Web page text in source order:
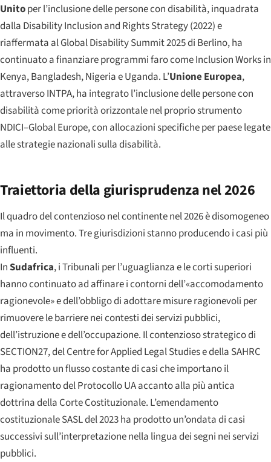
Unitoper l’inclusione delle persone con disabilità, inquadrata
dalla Disability Inclusion and Rights Strategy (2022) e
riaffermata al Global Disability Summit 2025 di Berlino, ha
continuato a finanziare programmi faro come Inclusion Works in
Kenya, Bangladesh, Nigeria e Uganda. L’Unione Europea,
attraverso INTPA, ha integrato l’inclusione delle persone con
disabilità come priorità orizzontale nel proprio strumento
NDICI–Global Europe, con allocazioni specifiche per paese legate
alle strategie nazionali sulla disabilità.
Traiettoria della giurisprudenza nel 2026
Il quadro del contenzioso nel continente nel 2026 è disomogeneo
ma in movimento. Tre giurisdizioni stanno producendo i casi più
influenti.
InSudafrica, i Tribunali per l’uguaglianza e le corti superiori
hanno continuato ad affinare i contorni dell’«accomodamento
ragionevole» e dell’obbligo di adottare misure ragionevoli per
rimuovere le barriere nei contesti dei servizi pubblici,
dell’istruzione e dell’occupazione. Il contenzioso strategico di
SECTION27, del Centre for Applied Legal Studies e della SAHRC
ha prodotto un flusso costante di casi che importano il
ragionamento del Protocollo UA accanto alla più antica
dottrina della Corte Costituzionale. L’emendamento
costituzionale SASL del 2023 ha prodotto un’ondata di casi
successivi sull’interpretazione nella lingua dei segni nei servizi
pubblici.